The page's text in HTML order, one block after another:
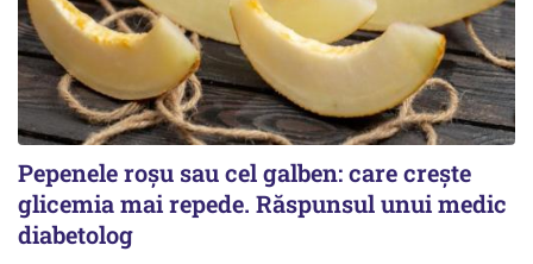
Pepenele roșu sau cel galben: care crește
glicemia mai repede. Răspunsul unui medic
diabetolog